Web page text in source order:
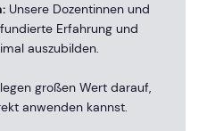
Unsere Dozentinnen und
Erfahrung und
auszubilden.
großen Wert darauf,
anwenden kannst.